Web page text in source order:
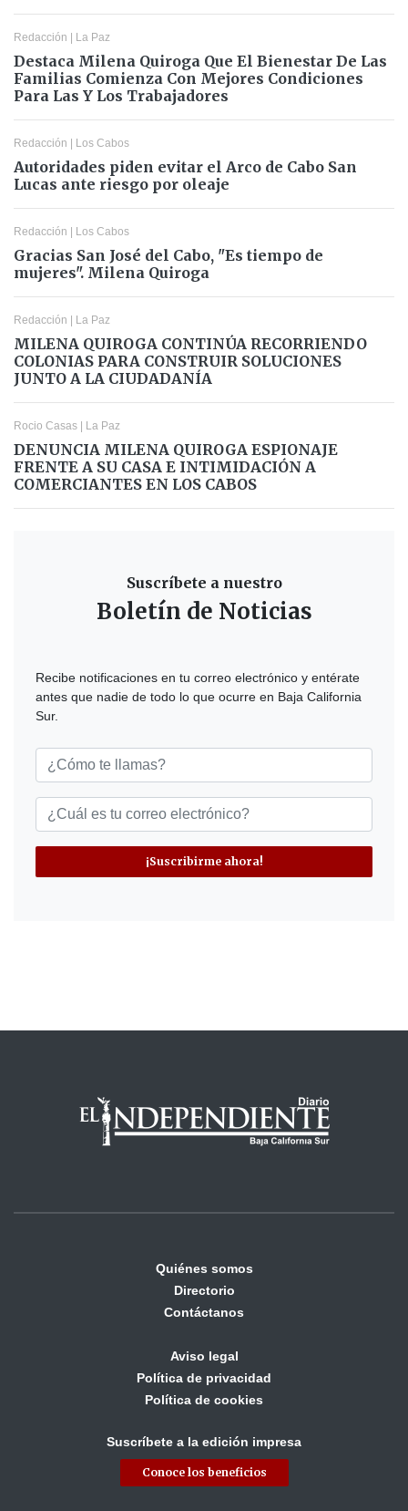
Redacción | La Paz
Destaca Milena Quiroga Que El Bienestar De Las
Familias Comienza Con Mejores Condiciones
Para Las Y Los Trabajadores
Redacción | Los Cabos
Autoridades piden evitar el Arco de Cabo San
Lucas ante riesgo por oleaje
Redacción | Los Cabos
Gracias San José del Cabo, "Es tiempo de
mujeres". Milena Quiroga
Redacción | La Paz
MILENA QUIROGA CONTINÚA RECORRIENDO
COLONIAS PARA CONSTRUIR SOLUCIONES
JUNTO A LA CIUDADANÍA
Rocio Casas | La Paz
DENUNCIA MILENA QUIROGA ESPIONAJE
FRENTE A SU CASA E INTIMIDACIÓN A
COMERCIANTES EN LOS CABOS
Suscríbete a nuestro
Boletín de Noticias
Recibe notificaciones en tu correo electrónico y entérate
antes que nadie de todo lo que ocurre en Baja California
Sur.
¡Suscribirme ahora!
Quiénes somos
Directorio
Contáctanos
Aviso legal
Política de privacidad
Política de cookies
Suscríbete a la edición impresa
Conoce los beneficios